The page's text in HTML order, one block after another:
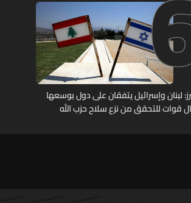
لبنان وإسرائيل يتفقان على دول بوسعها
قوات للتحقق من نزع سلاح حزب الله